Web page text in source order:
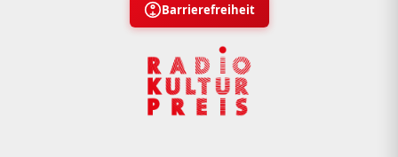
Barrierefreiheit